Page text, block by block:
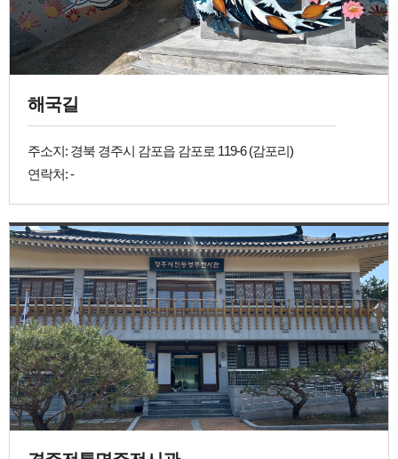
해국길
주소지: 경북 경주시 감포읍 감포로 119-6 (감포리)
연락처: -